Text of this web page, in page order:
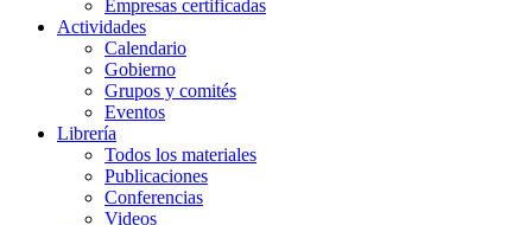
Empresas certificadas
Actividades
Calendario
Gobierno
Grupos y comités
Eventos
Librería
Todos los materiales
Publicaciones
Conferencias
Videos